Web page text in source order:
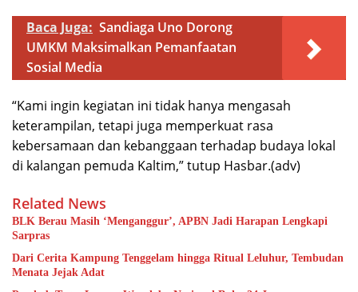
Baca Juga: Sandiaga Uno Dorong
UMKM Maksimalkan Pemanfaatan
Sosial Media
“Kami ingin kegiatan ini tidak hanya mengasah
keterampilan, tetapi juga memperkuat rasa
kebersamaan dan kebanggaan terhadap budaya lokal
di kalangan pemuda Kaltim,” tutup Hasbar.(adv)
Related News
BLK Berau Masih ‘Menganggur’, APBN Jadi Harapan Lengkapi
Sarpras
Dari Cerita Kampung Tenggelam hingga Ritual Leluhur, Tembudan
Menata Jejak Adat